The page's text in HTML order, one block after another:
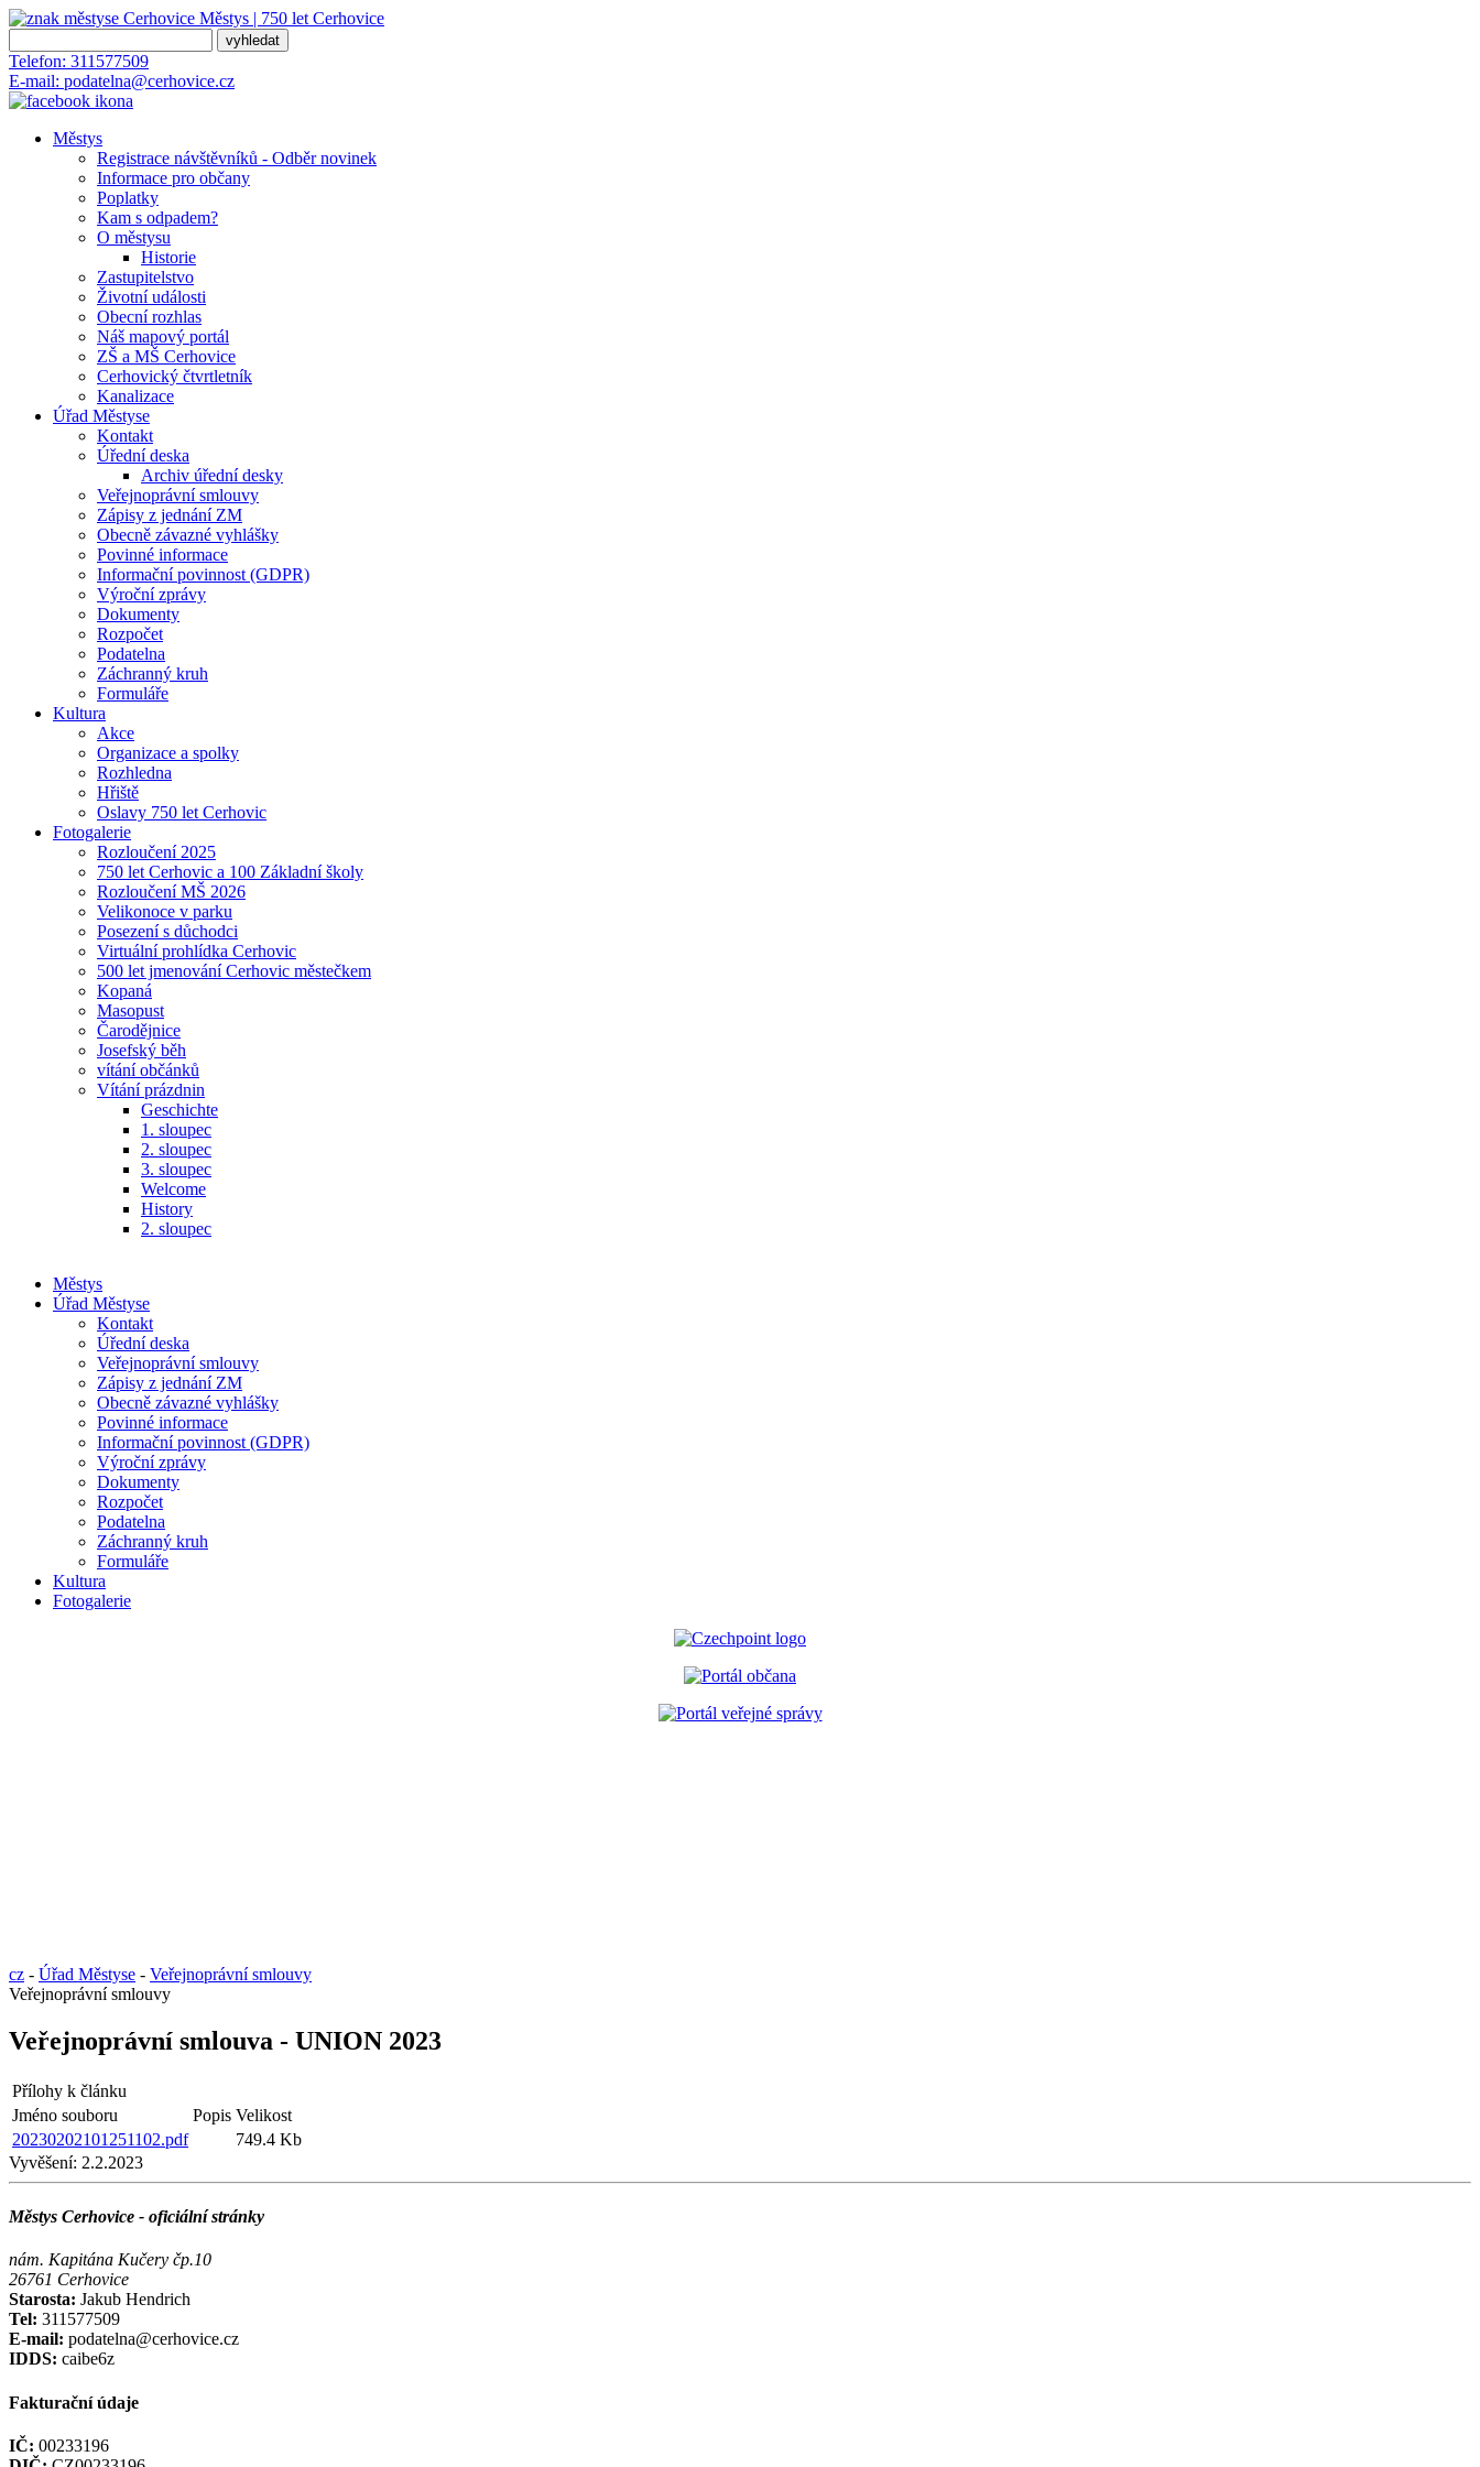
Městys | 750 let Cerhovice
Telefon: 311577509
E-mail: podatelna@cerhovice.cz
Městys
Registrace návštěvníků - Odběr novinek
Informace pro občany
Poplatky
Kam s odpadem?
O městysu
Historie
Zastupitelstvo
Životní události
Obecní rozhlas
Náš mapový portál
ZŠ a MŠ Cerhovice
Cerhovický čtvrtletník
Kanalizace
Úřad Městyse
Kontakt
Úřední deska
Archiv úřední desky
Veřejnoprávní smlouvy
Zápisy z jednání ZM
Obecně závazné vyhlášky
Povinné informace
Informační povinnost (GDPR)
Výroční zprávy
Dokumenty
Rozpočet
Podatelna
Záchranný kruh
Formuláře
Kultura
Akce
Organizace a spolky
Rozhledna
Hřiště
Oslavy 750 let Cerhovic
Fotogalerie
Rozloučení 2025
750 let Cerhovic a 100 Základní školy
Rozloučení MŠ 2026
Velikonoce v parku
Posezení s důchodci
Virtuální prohlídka Cerhovic
500 let jmenování Cerhovic městečkem
Kopaná
Masopust
Čarodějnice
Josefský běh
vítání občánků
Vítání prázdnin
Geschichte
1. sloupec
2. sloupec
3. sloupec
Welcome
History
2. sloupec
Městys
Úřad Městyse
Kontakt
Úřední deska
Veřejnoprávní smlouvy
Zápisy z jednání ZM
Obecně závazné vyhlášky
Povinné informace
Informační povinnost (GDPR)
Výroční zprávy
Dokumenty
Rozpočet
Podatelna
Záchranný kruh
Formuláře
Kultura
Fotogalerie
cz - Úřad Městyse - Veřejnoprávní smlouvy
Veřejnoprávní smlouvy
Veřejnoprávní smlouva - UNION 2023
Přílohy k článku
Jméno souboru
Popis Velikost
20230202101251102.pdf
749.4 Kb
Vyvěšení: 2.2.2023
Městys Cerhovice - oficiální stránky
nám. Kapitána Kučery čp.10
26761 Cerhovice
Starosta: Jakub Hendrich
Tel: 311577509
E-mail: podatelna@cerhovice.cz
IDDS: caibe6z
Fakturační údaje
IČ: 00233196